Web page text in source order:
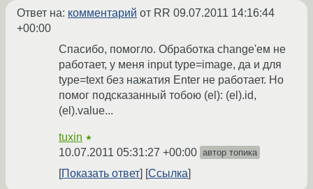
Ответ на: комментарий от RR 09.07.2011 14:16:44
+00:00
Спасибо, помогло. Обработка change'ем не
работает, у меня input type=image, да и для
type=text без нажатия Enter не работает. Но
помог подсказанный тобою (el): (el).id,
(el).value...
tuxin ★
10.07.2011 05:31:27 +00:00 автор топика
Показать ответ Ссылка